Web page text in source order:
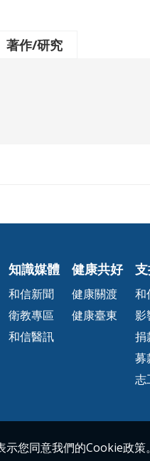
著作/研究
知識媒體
和信新聞
衛教專區
和信醫訊
健康共好
健康關渡
健康臺東
和
影
捐
募
志
您同意我們的Cookie政